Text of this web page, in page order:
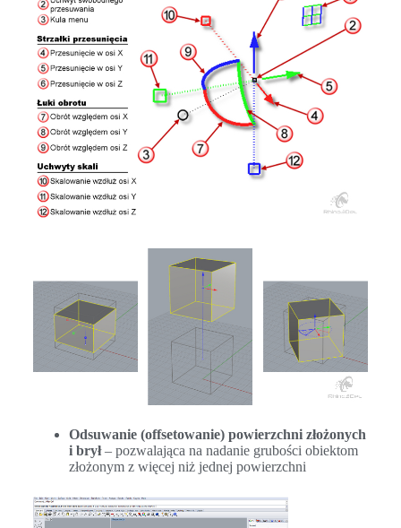
Odsuwanie (offsetowanie) powierzchni złożonych
i brył– pozwalająca na nadanie grubości obiektom
złożonym z więcej niż jednej powierzchni